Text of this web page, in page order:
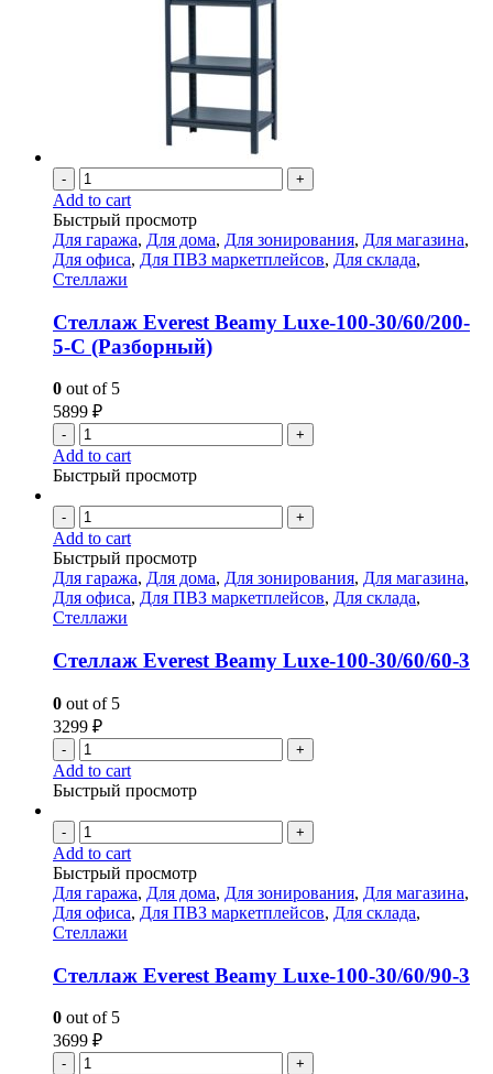
- +
Add to cart
Быстрый просмотр
Для гаража, Для дома, Для зонирования, Для магазина,
Для офиса, Для ПВЗ маркетплейсов, Для склада,
Стеллажи
Стеллаж Everest Beamy Luxe-100-30/60/200-
5-C (Разборный)
0 out of 5
5899 ₽
- +
Add to cart
Быстрый просмотр
- +
Add to cart
Быстрый просмотр
Для гаража, Для дома, Для зонирования, Для магазина,
Для офиса, Для ПВЗ маркетплейсов, Для склада,
Стеллажи
Стеллаж Everest Beamy Luxe-100-30/60/60-3
0 out of 5
3299 ₽
- +
Add to cart
Быстрый просмотр
- +
Add to cart
Быстрый просмотр
Для гаража, Для дома, Для зонирования, Для магазина,
Для офиса, Для ПВЗ маркетплейсов, Для склада,
Стеллажи
Стеллаж Everest Beamy Luxe-100-30/60/90-3
0 out of 5
3699 ₽
- +